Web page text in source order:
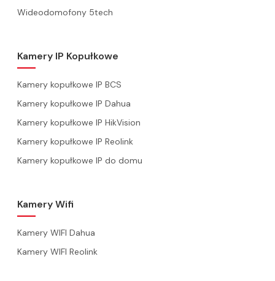
Wideodomofony 5tech
Kamery IP Kopułkowe
Kamery kopułkowe IP BCS
Kamery kopułkowe IP Dahua
Kamery kopułkowe IP HikVision
Kamery kopułkowe IP Reolink
Kamery kopułkowe IP do domu
Kamery Wifi
Kamery WIFI Dahua
Kamery WIFI Reolink